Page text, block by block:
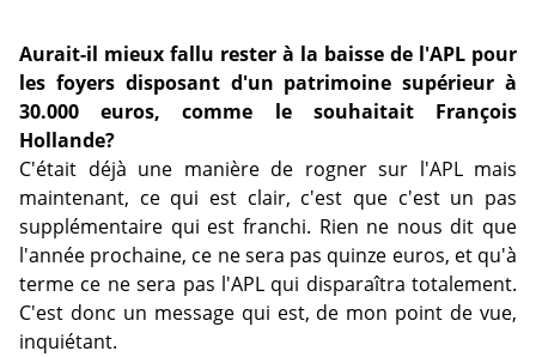
Aurait-il mieux fallu rester à la baisse de l'APL pour
les foyers disposant d'un patrimoine supérieur à
30.000 euros, comme le souhaitait François
Hollande?
C'était déjà une manière de rogner sur l'APL mais
maintenant, ce qui est clair, c'est que c'est un pas
supplémentaire qui est franchi. Rien ne nous dit que
l'année prochaine, ce ne sera pas quinze euros, et qu'à
terme ce ne sera pas l'APL qui disparaîtra totalement.
C'est donc un message qui est, de mon point de vue,
inquiétant.